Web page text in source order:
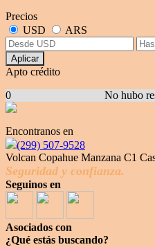
Precios
USD
ARS
Aplicar
Apto crédito
No hubo
0
Encontranos en
(299) 507-9528
Volcan Copahue Manzana C1
Seguridad y confianza.
Seguinos en
Asociados con
¿Qué estás buscando?